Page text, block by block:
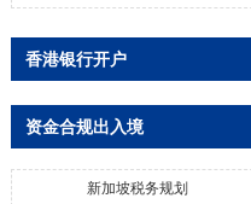
香港银行开户
资金合规出入境
新加坡税务规划